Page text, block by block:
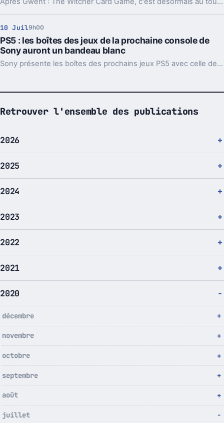
10 Juil9h00
PS5 : les boîtes des jeux de la prochaine console de
Sony auront un bandeau blanc
Sony présente les boîtes des prochains jeux PS5 avec celle de Spider-Man : Miles Morales.
Retrouver l'ensemble des publications
2026
2025
2024
2023
2022
2021
2020
décembre
novembre
octobre
septembre
août
juillet